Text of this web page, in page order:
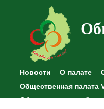
Новости О палате
Общественная палата
Общественные